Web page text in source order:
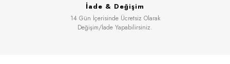
İade & Değişim
14 Gün İçerisinde Ücretsiz Olarak
Değişim/İade Yapabilirsiniz.